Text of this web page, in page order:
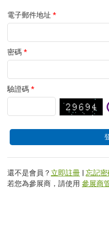
電子郵件地址 *
密碼 *
驗證碼 *
還不是會員？ 立即註冊 | 忘記密
若您為參展商，請使用 參展商